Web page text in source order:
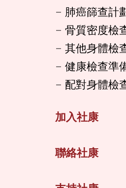
肺癌篩查計
骨質密度檢
其他身體檢
健康檢查準
配對身體檢
加入社康
聯絡社康